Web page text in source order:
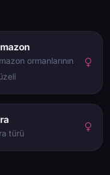
ormanlarının
türü